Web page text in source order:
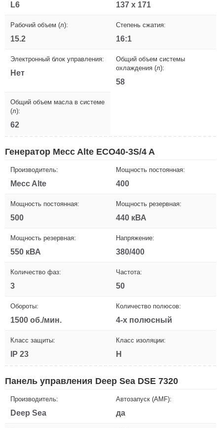
L6 137 х 171
Рабочий объем (л):
15.2
Степень сжатия:
16:1
Электронный блок управления:
Нет
Общий объем системы
охлаждения (л):
58
Общий объем масла в системе
(л):
62
Генератор Mecc Alte ECO40-3S/4 A
Производитель:
Mecc Alte
Мощность постоянная:
400
Мощность постоянная:
500
Мощность резервная:
440 кВА
Мощность резервная:
550 кВА
Напряжение:
380/400
Количество фаз:
3
Частота:
50
Обороты:
1500 об./мин.
Количество полюсов:
4-х полюсный
Класс защиты:
IP 23
Класс изоляции:
H
Панель управления Deep Sea DSE 7320
Производитель:
Deep Sea
Автозапуск (AMF):
да